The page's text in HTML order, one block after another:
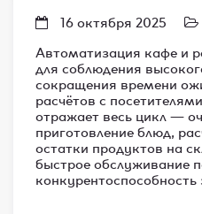
16 октября 2025
Автоматизация кафе и
для соблюдения
сокращения времени
расчётов с
отражает весь цикл —
приготовление блюд,
остатки продуктов на
быстрое обслуживание
конкурентоспособность